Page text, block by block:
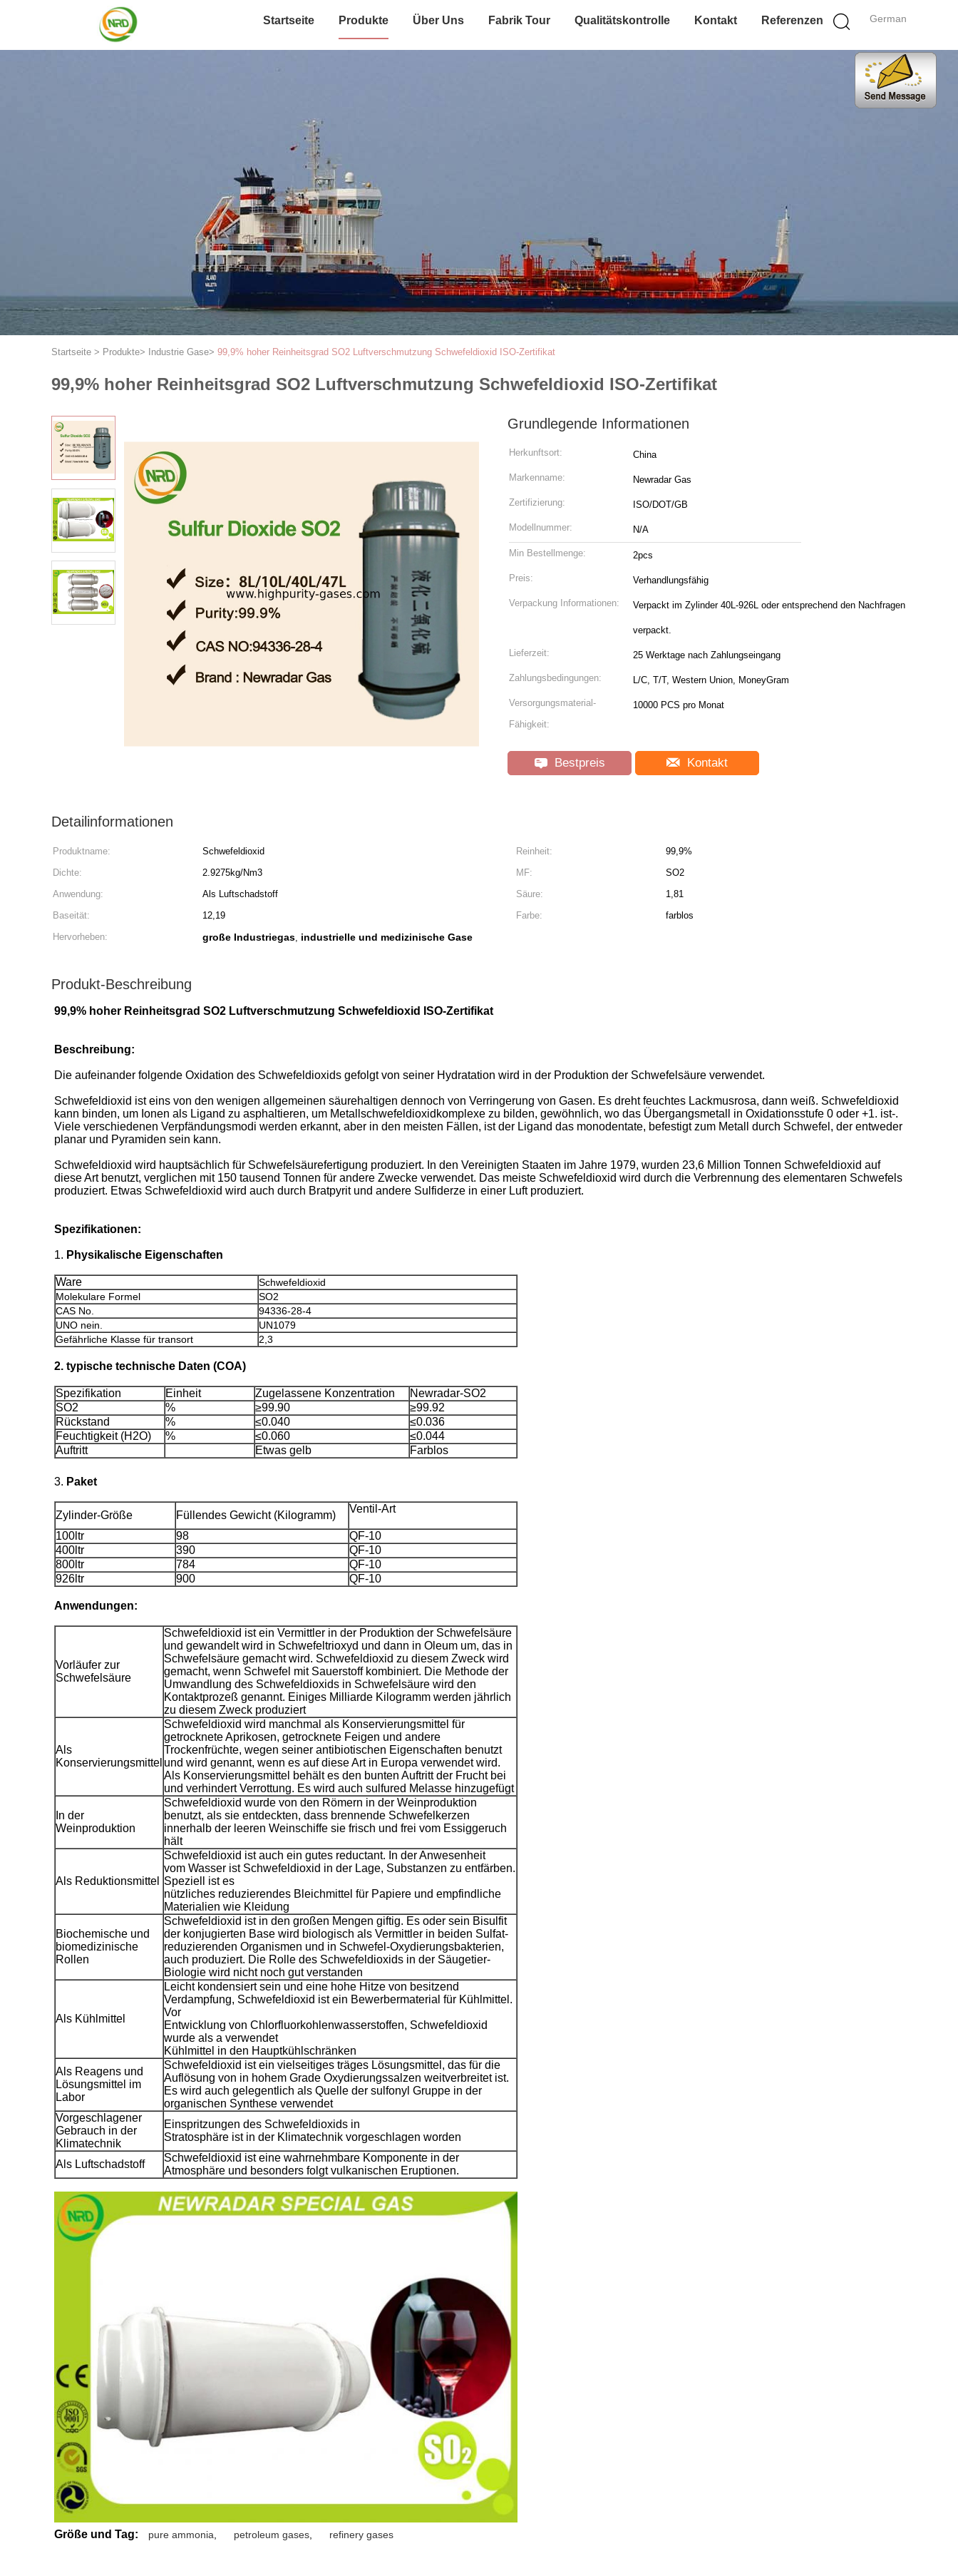
German
Startseite Produkte Über Uns Fabrik Tour Qualitätskontrolle Kontakt Referenzen
Startseite > Produkte> Industrie Gase> 99,9% hoher Reinheitsgrad SO2 Luftverschmutzung Schwefeldioxid ISO-Zertifikat
99,9% hoher Reinheitsgrad SO2 Luftverschmutzung Schwefeldioxid ISO-Zertifikat
Grundlegende Informationen
Herkunftsort: China
Markenname: Newradar Gas
Zertifizierung: ISO/DOT/GB
Modellnummer: N/A
Min Bestellmenge: 2pcs
Preis: Verhandlungsfähig
Verpackung Informationen: Verpackt im Zylinder 40L-926L oder entsprechend den Nachfragen
verpackt.
Lieferzeit: 25 Werktage nach Zahlungseingang
Zahlungsbedingungen: L/C, T/T, Western Union, MoneyGram
Versorgungsmaterial-
Fähigkeit:
10000 PCS pro Monat
Bestpreis Kontakt
Detailinformationen
Produktname: Schwefeldioxid Reinheit:
99,9%
Dichte:
2.9275kg/Nm3 MF:
SO2
Anwendung:
Als Luftschadstoff Säure:
1,81
Baseität:
12,19 Farbe:
farblos
Hervorheben:
große Industriegas, industrielle und medizinische Gase
Produkt-Beschreibung
99,9% hoher Reinheitsgrad SO2 Luftverschmutzung Schwefeldioxid ISO-Zertifikat
Beschreibung:
Die aufeinander folgende Oxidation des Schwefeldioxids gefolgt von seiner Hydratation wird in der Produktion der Schwefelsäure verwendet.
Schwefeldioxid ist eins von den wenigen allgemeinen säurehaltigen dennoch von Verringerung von Gasen. Es dreht feuchtes Lackmusrosa, dann weiß. Schwefeldioxid
kann binden, um Ionen als Ligand zu asphaltieren, um Metallschwefeldioxidkomplexe zu bilden, gewöhnlich, wo das Übergangsmetall in Oxidationsstufe 0 oder +1. ist-.
Viele verschiedenen Verpfändungsmodi werden erkannt, aber in den meisten Fällen, ist der Ligand das monodentate, befestigt zum Metall durch Schwefel, der entweder
planar und Pyramiden sein kann.
Schwefeldioxid wird hauptsächlich für Schwefelsäurefertigung produziert. In den Vereinigten Staaten im Jahre 1979, wurden 23,6 Million Tonnen Schwefeldioxid auf
diese Art benutzt, verglichen mit 150 tausend Tonnen für andere Zwecke verwendet. Das meiste Schwefeldioxid wird durch die Verbrennung des elementaren Schwefels
produziert. Etwas Schwefeldioxid wird auch durch Bratpyrit und andere Sulfiderze in einer Luft produziert.
Spezifikationen:
1. Physikalische Eigenschaften
Ware
Schwefeldioxid
Molekulare Formel
SO2
CAS No.
94336-28-4
UNO nein.
UN1079
Gefährliche Klasse für transort
2,3
2. typische technische Daten (COA)
Spezifikation Einheit Zugelassene Konzentration
Newradar-SO2
SO2
% ≥99.90
≥99.92
Rückstand
% ≤0.040
≤0.036
Feuchtigkeit (H2O)
% ≤0.060
≤0.044
Auftritt
Etwas gelb Farblos
3. Paket
Zylinder-Größe Füllendes Gewicht (Kilogramm)
Ventil-Art
100ltr 98
QF-10
400ltr
390
QF-10
800ltr
784
QF-10
926ltr
900 QF-10
Anwendungen:
Vorläufer zur
Schwefelsäure
Schwefeldioxid ist ein Vermittler in der Produktion der Schwefelsäure
und gewandelt wird in Schwefeltrioxyd und dann in Oleum um, das in
Schwefelsäure gemacht wird. Schwefeldioxid zu diesem Zweck wird
gemacht, wenn Schwefel mit Sauerstoff kombiniert. Die Methode der
Umwandlung des Schwefeldioxids in Schwefelsäure wird den
Kontaktprozeß genannt. Einiges Milliarde Kilogramm werden jährlich
zu diesem Zweck produziert
Als
Konservierungsmittel
Schwefeldioxid wird manchmal als Konservierungsmittel für
getrocknete Aprikosen, getrocknete Feigen und andere
Trockenfrüchte, wegen seiner antibiotischen Eigenschaften benutzt
und wird genannt, wenn es auf diese Art in Europa verwendet wird.
Als Konservierungsmittel behält es den bunten Auftritt der Frucht bei
und verhindert Verrottung. Es wird auch sulfured Melasse hinzugefügt
In der
Weinproduktion
Schwefeldioxid wurde von den Römern in der Weinproduktion
benutzt, als sie entdeckten, dass brennende Schwefelkerzen
innerhalb der leeren Weinschiffe sie frisch und frei vom Essiggeruch
hält
Als Reduktionsmittel
Schwefeldioxid ist auch ein gutes reductant. In der Anwesenheit
vom Wasser ist Schwefeldioxid in der Lage, Substanzen zu entfärben.
Speziell ist es
nützliches reduzierendes Bleichmittel für Papiere und empfindliche
Materialien wie Kleidung
Biochemische und
biomedizinische
Rollen
Schwefeldioxid ist in den großen Mengen giftig. Es oder sein Bisulfit
der konjugierten Base wird biologisch als Vermittler in beiden Sulfat-
reduzierenden Organismen und in Schwefel-Oxydierungsbakterien,
auch produziert. Die Rolle des Schwefeldioxids in der Säugetier-
Biologie wird nicht noch gut verstanden
Als Kühlmittel
Leicht kondensiert sein und eine hohe Hitze von besitzend
Verdampfung, Schwefeldioxid ist ein Bewerbermaterial für Kühlmittel.
Vor
Entwicklung von Chlorfluorkohlenwasserstoffen, Schwefeldioxid
wurde als a verwendet
Kühlmittel in den Hauptkühlschränken
Als Reagens und
Lösungsmittel im
Labor
Schwefeldioxid ist ein vielseitiges träges Lösungsmittel, das für die
Auflösung von in hohem Grade Oxydierungssalzen weitverbreitet ist.
Es wird auch gelegentlich als Quelle der sulfonyl Gruppe in der
organischen Synthese verwendet
Vorgeschlagener
Gebrauch in der
Klimatechnik
Einspritzungen des Schwefeldioxids in
Stratosphäre ist in der Klimatechnik vorgeschlagen worden
Als Luftschadstoff
Schwefeldioxid ist eine wahrnehmbare Komponente in der
Atmosphäre und besonders folgt vulkanischen Eruptionen.
Größe und Tag: pure ammonia petroleum gases refinery gases